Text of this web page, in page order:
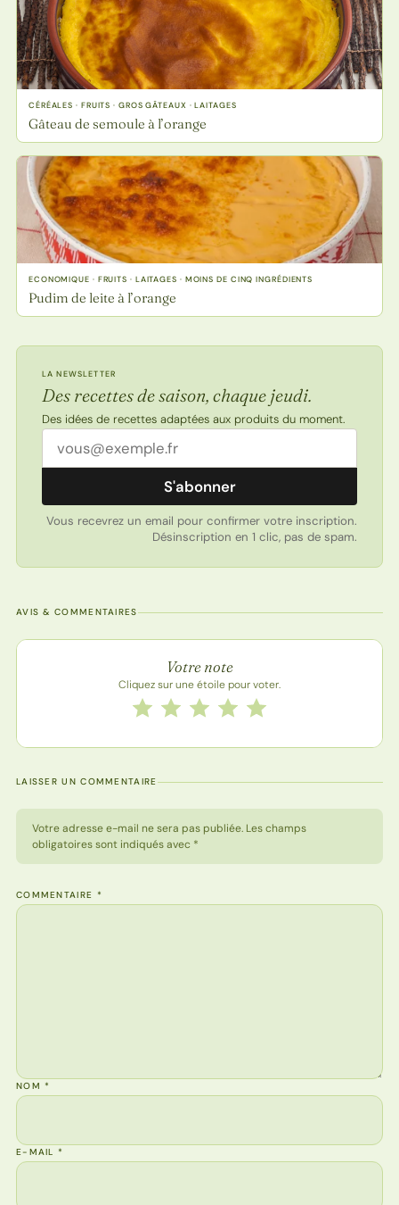
CÉRÉALES · FRUITS · GROS GÂTEAUX · LAITAGES
Gâteau de semoule à l’orange
ECONOMIQUE · FRUITS · LAITAGES · MOINS DE CINQ INGRÉDIENTS
Pudim de leite à l’orange
LA NEWSLETTER
Des recettes de saison, chaque jeudi.
Des idées de recettes adaptées aux produits du moment.
Adresse email
S'abonner
Vous recevrez un email pour confirmer votre inscription.
Désinscription en 1 clic, pas de spam.
AVIS & COMMENTAIRES
Note de la recette
Votre note
Cliquez sur une étoile pour voter.
Notez cette recette de 1 à 5 étoiles
5 étoiles
4 étoiles
3 étoiles
2 étoiles
1 étoile
LAISSER UN COMMENTAIRE
Votre adresse e-mail ne sera pas publiée. Les champs
obligatoires sont indiqués avec *
COMMENTAIRE *
NOM*
E-MAIL*